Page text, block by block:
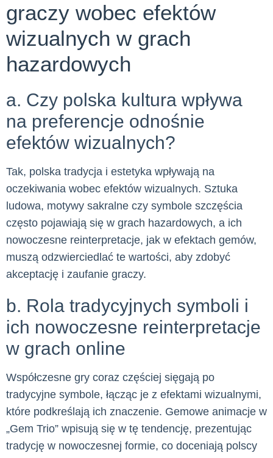
graczy wobec efektów
wizualnych w grach
hazardowych
a. Czy polska kultura wpływa
na preferencje odnośnie
efektów wizualnych?
Tak, polska tradycja i estetyka wpływają na
oczekiwania wobec efektów wizualnych. Sztuka
ludowa, motywy sakralne czy symbole szczęścia
często pojawiają się w grach hazardowych, a ich
nowoczesne reinterpretacje, jak w efektach gemów,
muszą odzwierciedlać te wartości, aby zdobyć
akceptację i zaufanie graczy.
b. Rola tradycyjnych symboli i
ich nowoczesne reinterpretacje
w grach online
Współczesne gry coraz częściej sięgają po
tradycyjne symbole, łącząc je z efektami wizualnymi,
które podkreślają ich znaczenie. Gemowe animacje w
„Gem Trio” wpisują się w tę tendencję, prezentując
tradycję w nowoczesnej formie, co doceniają polscy